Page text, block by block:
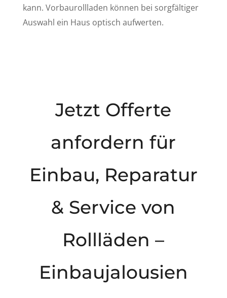
kann. Vorbaurollladen können bei sorgfältiger
Auswahl ein Haus optisch aufwerten.
Jetzt Offerte
anfordern für
Einbau, Reparatur
& Service von
Rollläden –
Einbaujalousien